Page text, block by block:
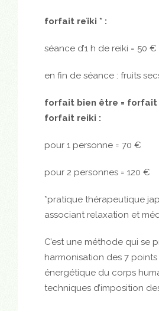
forfait reïki * :
séance d’1 h de reiki = 50 €
en fin de séance : fruits
forfait bien être = forfait
forfait reiki :
pour 1 personne = 70 €
pour 2 personnes = 120 €
*pratique thérapeutique
associant relaxation et
C’est une méthode qui se
harmonisation des 7 points
énergétique du corps
techniques d’imposition